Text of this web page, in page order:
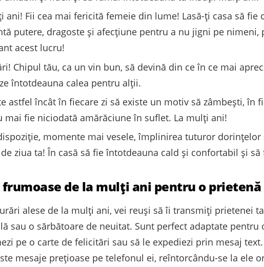
ani! Fii cea mai fericită femeie din lume! Lasă-ți casa să
putere, dragoste și afecțiune pentru a nu jigni pe
acest lucru!
Chipul tău, ca un vin bun, să devină din ce în ce mai
întotdeauna calea pentru alții.
astfel încât în ​​fiecare zi să existe un motiv să zâmbești,
mai fie niciodată amărăciune în suflet. La mulți ani!
momente mai vesele, împlinirea tuturor
ziua ta! În casă să fie întotdeauna cald și confortabil și
frumoase de la mulți ani pentru o prietenă
alese de la mulți ani, vei reuși să îi transmiți prietenei
sau o sărbătoare de neuitat. Sunt perfect adaptate pentru
pe o carte de felicitări sau să le expediezi prin mesaj
mesaje prețioase pe telefonul ei, reîntorcându-se la ele